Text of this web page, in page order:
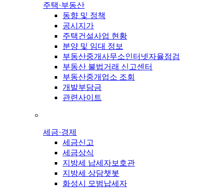
주택·부동산
동향 및 정책
공시지가
주택건설사업 현황
분양 및 임대 정보
부동산중개사무소인터넷자율점검
부동산 불법거래 신고센터
부동산중개업소 조회
개발부담금
관련사이트
세금·경제
세금신고
세금상식
지방세 납세자보호관
지방세 상담챗봇
화성시 모범납세자